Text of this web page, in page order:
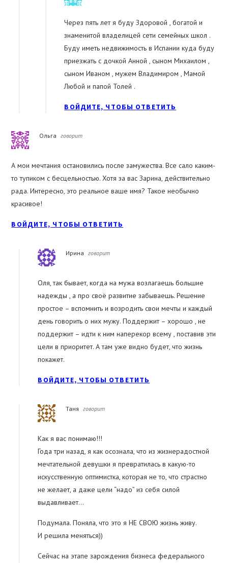
Через пять лет я буду Здоровой , богатой и
знаменитой владелицей сети семейных школ .
Буду иметь недвижимость в Испании куда буду
приезжать с дочкой Анной , сыном Михаилом ,
сыном Иваном , мужем Владимиром , Мамой
Любой и папой Толей .
ВОЙДИТЕ, ЧТОБЫ ОТВЕТИТЬ
Ольга говорит
А мои мечтания остановились после замужества. Все сало каким-
то тупиком с бесцельностью. Хотя за вас Зарина, действительно
рада. Интересно, это реальное ваше имя? Такое необычно
красивое!
ВОЙДИТЕ, ЧТОБЫ ОТВЕТИТЬ
Ирина говорит
Оля, так бывает, когда на мужа возлагаешь большие
надежды , а про своё развитие забываешь. Решение
простое – вспомнить и возродить свои мечты и каждый
день говорить о них мужу. Поддержит – хорошо , не
поддержит – идти к ним наперекор всему , поставив эти
цели в приоритет. А там уже видно будет, что жизнь
покажет.
ВОЙДИТЕ, ЧТОБЫ ОТВЕТИТЬ
Таня говорит
Как я вас понимаю!!!
Года три назад, я как осознала, что из жизнерадостной
мечтательной девушки я превратилась в какую-то
искусственную оптимистка, которая не то, что страстно
не желает, а даже цели “надо” из себя силой
выдавливает…
Подумала. Поняла, что это я НЕ СВОЮ жизнь живу.
И решила меняться))
Сейчас на этапе зарождения бизнеса федерального